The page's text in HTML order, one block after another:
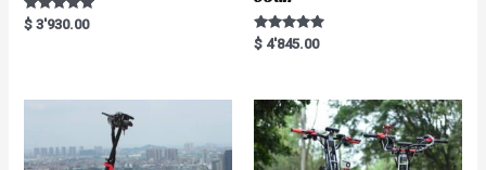
Rated
5.00
$ 3'930.00
Rated
5.00
$ 4'845.00